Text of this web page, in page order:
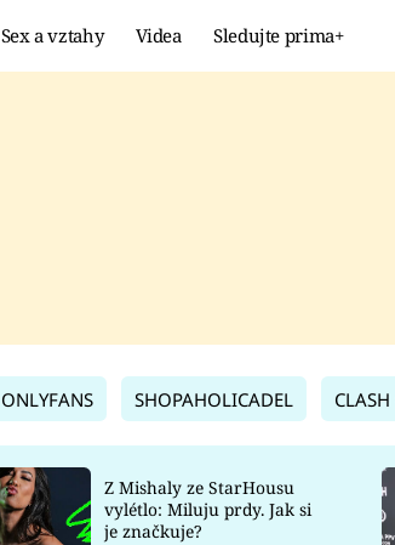
Sex a vztahy Videa Sledujte prima+
ONLYFANS SHOPAHOLICADEL CLASH
Z Mishaly ze StarHousu
vylétlo: Miluju prdy. Jak si
je značkuje?